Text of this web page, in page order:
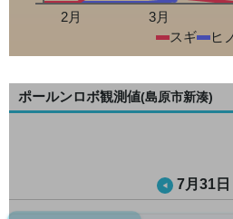
2月 3月
スギ
ヒ
ポールンロボ観測値(島原市新湊)
7月31日